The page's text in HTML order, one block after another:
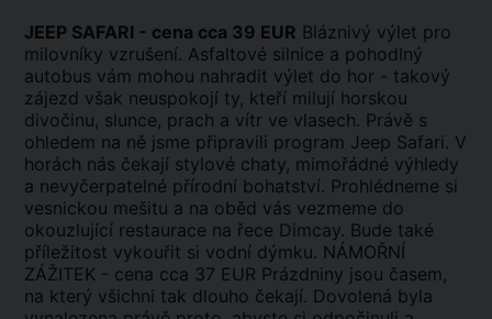
JEEP SAFARI - cena cca 39 EUR Bláznivý výlet pro
milovníky vzrušení. Asfaltové silnice a pohodlný
autobus vám mohou nahradit výlet do hor - takový
zájezd však neuspokojí ty, kteří milují horskou
divočinu, slunce, prach a vítr ve vlasech. Právě s
ohledem na ně jsme připravili program Jeep Safari. V
horách nás čekají stylové chaty, mimořádné výhledy
a nevyčerpatelné přírodní bohatství. Prohlédneme si
vesnickou mešitu a na oběd vás vezmeme do
okouzlující restaurace na řece Dimcay. Bude také
příležitost vykouřit si vodní dýmku. NÁMOŘNÍ
ZÁŽITEK - cena cca 37 EUR Prázdniny jsou časem,
na který všichni tak dlouho čekají. Dovolená byla